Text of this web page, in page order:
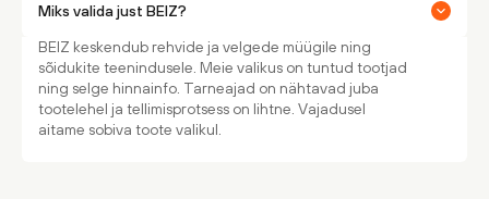
Miks valida just BEIZ?
BEIZ keskendub rehvide ja velgede müügile ning
sõidukite teenindusele. Meie valikus on tuntud tootjad
ning selge hinnainfo. Tarneajad on nähtavad juba
tootelehel ja tellimisprotsess on lihtne. Vajadusel
aitame sobiva toote valikul.